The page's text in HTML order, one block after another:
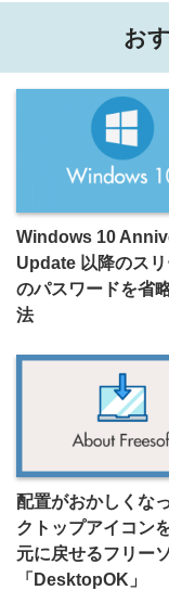
お
Windows 10
Update 以降のス
のパスワードを省
法
配置がおかしくな
クトップアイコン
元に戻せるフリー
「DesktopOK」